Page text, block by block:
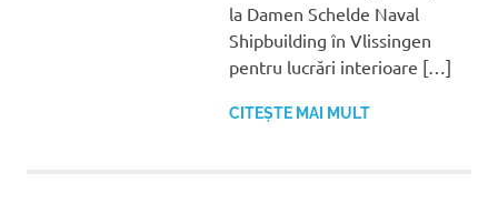
la Damen Schelde Naval
Shipbuilding în Vlissingen
pentru lucrări interioare […]
CITEȘTE MAI MULT